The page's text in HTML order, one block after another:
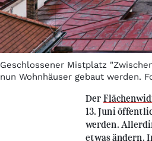
Geschlossener Mistplatz
nun Wohnhäuser gebaut werden.
Der
13. Juni
werden.
etwas ändern.